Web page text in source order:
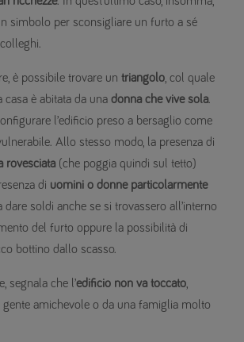
simbolo per sconsigliare un furto a sé
è possibile trovare un triangolo , col quale
è abitata da una donna che vive sola.
l’edificio preso a bersaglio come
Allo stesso modo, la presenza di
rovesciata (che poggia quindi sul tetto)
di uomini o donne particolarmente
dare soldi anche se si trovassero all’interno
del furto oppure la possibilità di
bottino dallo scasso.
segnala che l’edificio non va toccato
gente amichevole o da una famiglia molto